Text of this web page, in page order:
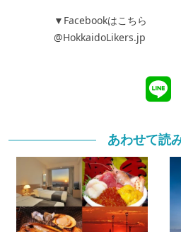
▼Facebookはこちら
@HokkaidoLikers.jp
あわせて読